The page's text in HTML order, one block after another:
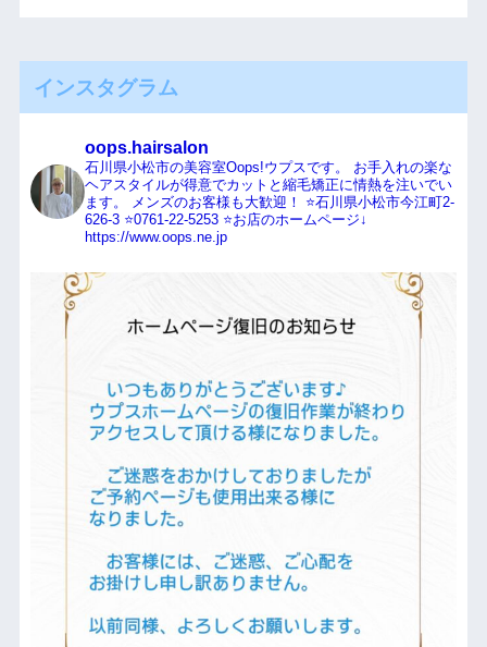
インスタグラム
oops.hairsalon
石川県小松市の美容室Oops!ウプスです。
お手入れの楽な
ヘアスタイルが得意でカットと縮毛矯正に情熱を注いでい
ます。
メンズのお客様も大歓迎！
⭐️石川県小松市今江町2-
626-3⭐️0761-22-5253⭐️お店のホームページ↓
https://www.oops.ne.jp